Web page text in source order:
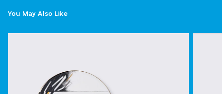
You May Also Like